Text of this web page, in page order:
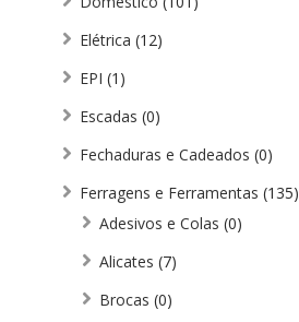
Elétrica (12)
EPI (1)
Escadas (0)
Fechaduras e Cadeados (0)
Ferragens e Ferramentas (135)
Adesivos e Colas (0)
Alicates (7)
Brocas (0)